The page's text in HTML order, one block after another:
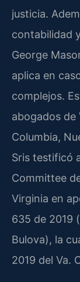
justicia.
contabilidad
George
aplica en
complejos.
abogados de
Columbia,
Sris testificó
Committee
Virginia en
635 de 2019
Bulova), la
2019 del Va.